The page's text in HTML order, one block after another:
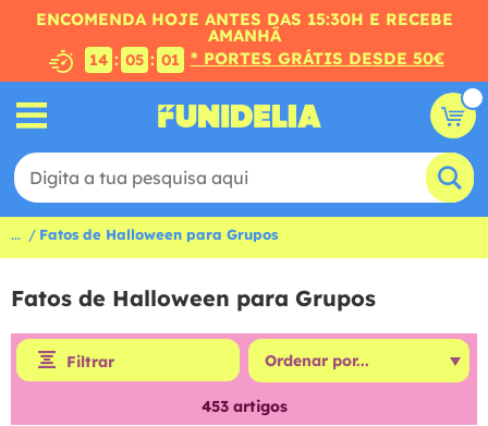
ENCOMENDA HOJE ANTES DAS 15:30H E RECEBE
AMANHÃ
14 : 04 : 59 * PORTES GRÁTIS DESDE 50€
... Fatos de Halloween para Grupos
Fatos de Halloween para Grupos
Filtrar
453artigos